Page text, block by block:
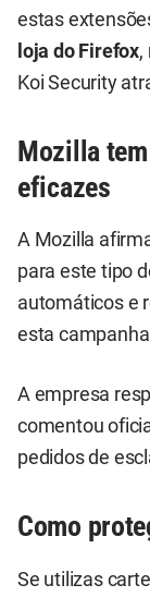
estas
loja do Firefox,
Koi Security
Mozilla
eficazes
A Mozilla
para este tipo
automáticos e
esta
A empresa
comentou
pedidos de
Como
Se utilizas